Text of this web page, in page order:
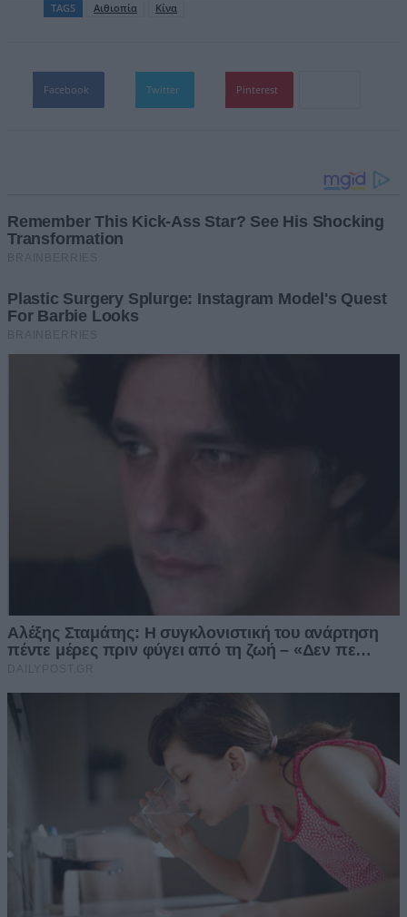
TAGS Αιθιοπία Κίνα
Facebook Twitter Pinterest